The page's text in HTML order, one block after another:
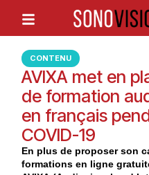
CONTENU
AVIXA met en
de formation
en français
COVID-19
En plus de proposer son
formations en ligne